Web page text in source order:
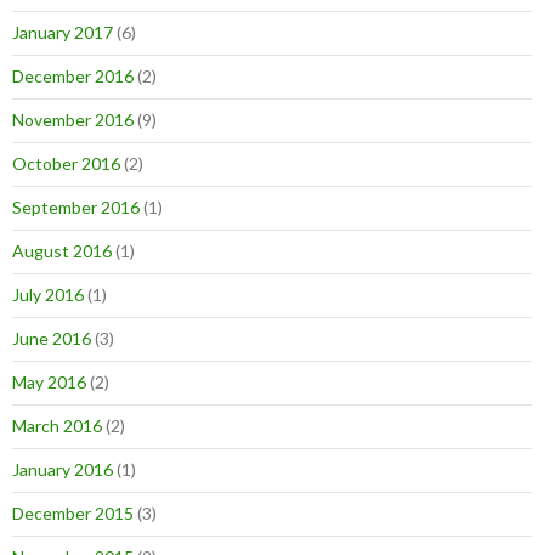
January 2017(6)
December 2016(2)
November 2016(9)
October 2016(2)
September 2016(1)
August 2016(1)
July 2016(1)
June 2016(3)
May 2016(2)
March 2016(2)
January 2016(1)
December 2015 (3)